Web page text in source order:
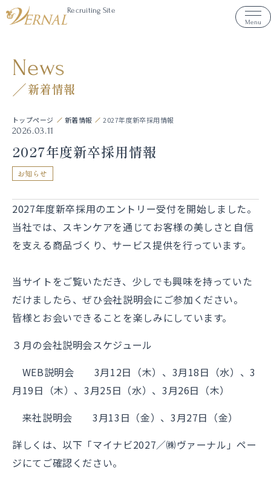
Recruiting Site
Menu
News
新着情報
トップページ 新着情報 2027年度新卒採用情報
2026.03.11
2027年度新卒採用情報
お知らせ
2027年度新卒採用のエントリー受付を開始しました。
当社では、スキンケアを通じてお客様の美しさと自信
を支える商品づくり、サービス提供を行っています。
当サイトをご覧いただき、少しでも興味を持っていた
だけましたら、ぜひ会社説明会にご参加ください。
皆様とお会いできることを楽しみにしています。
３月の会社説明会スケジュール
WEB説明会 3月12日（木）、3月18日（水）、3
月19日（木）、3月25日（水）、3月26日（木）
来社説明会 3月13日（金）、3月27日（金）
詳しくは、以下「マイナビ2027／㈱ヴァーナル」ペー
ジにてご確認ください。